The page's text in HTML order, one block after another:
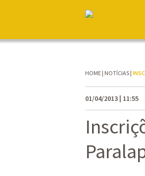
HOME | NOTÍCIAS |
01/04/2013 | 11:55